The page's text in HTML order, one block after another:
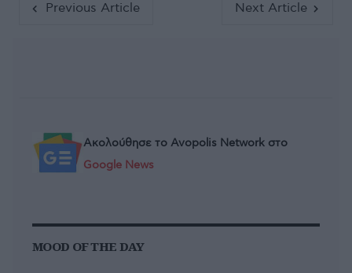
Previous Article Next Article
Ακολούθησε το Avopolis Network στο
Google News
MOOD OF THE DAY